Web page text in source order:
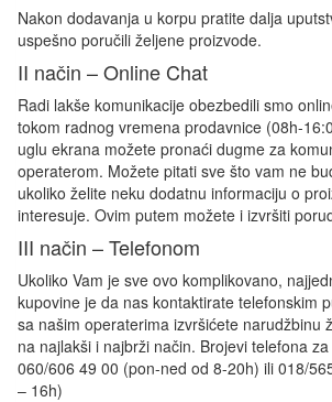
Nakon dodavanja u korpu pratite dalja
uspešno poručili željene proizvode.
II način – Online Chat
Radi lakše komunikacije obezbedili smo
tokom radnog vremena prodavnice (08h-
uglu ekrana možete pronaći dugme za
operaterom. Možete pitati sve što vam ne
ukoliko želite neku dodatnu informaciju o
interesuje. Ovim putem možete i izvršiti
III način – Telefonom
Ukoliko Vam je sve ovo komplikovano,
kupovine je da nas kontaktirate telefonskim
sa našim operaterima izvršićete narudžbinu
na najlakši i najbrži način. Brojevi telefona
060/606 49 00 (pon-ned od 8-20h) ili 018/
– 16h)